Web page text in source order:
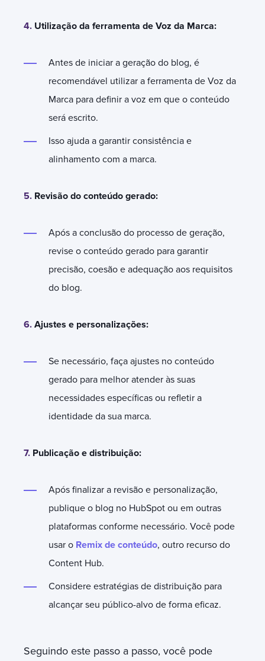
4. Utilização da ferramenta de Voz da Marca:
Antes de iniciar a geração do blog, é
recomendável utilizar a ferramenta de Voz da
Marca para definir a voz em que o conteúdo
será escrito.
Isso ajuda a garantir consistência e
alinhamento com a marca.
5. Revisão do conteúdo gerado:
Após a conclusão do processo de geração,
revise o conteúdo gerado para garantir
precisão, coesão e adequação aos requisitos
do blog.
6. Ajustes e personalizações:
Se necessário, faça ajustes no conteúdo
gerado para melhor atender às suas
necessidades específicas ou refletir a
identidade da sua marca.
7. Publicação e distribuição:
Após finalizar a revisão e personalização,
publique o blog no HubSpot ou em outras
plataformas conforme necessário. Você pode
usar o Remix de conteúdo, outro recurso do
Content Hub.
Considere estratégias de distribuição para
alcançar seu público-alvo de forma eficaz.
Seguindo este passo a passo, você pode